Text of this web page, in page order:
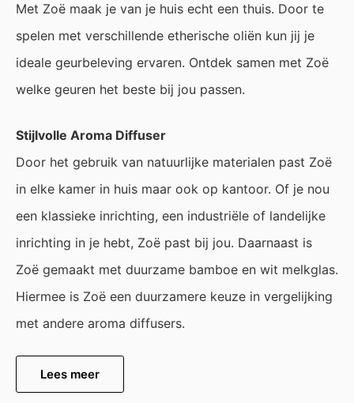
Met Zoë maak je van je huis echt een thuis. Door te
spelen met verschillende etherische oliën kun jij je
ideale geurbeleving ervaren. Ontdek samen met Zoë
welke geuren het beste bij jou passen.
Stijlvolle Aroma Diffuser
Door het gebruik van natuurlijke materialen past Zoë
in elke kamer in huis maar ook op kantoor. Of je nou
een klassieke inrichting, een industriële of landelijke
inrichting in je hebt, Zoë past bij jou. Daarnaast is
Zoë gemaakt met duurzame bamboe en wit melkglas.
Hiermee is Zoë een duurzamere keuze in vergelijking
met andere aroma diffusers.
Lees meer